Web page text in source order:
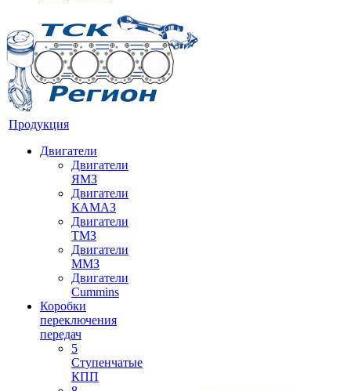
Продукция
Двигатели
Двигатели
ЯМЗ
Двигатели
КАМАЗ
Двигатели
ТМЗ
Двигатели
ММЗ
Двигатели
Cummins
Коробки
переключения
передач
5
Ступенчатые
КПП